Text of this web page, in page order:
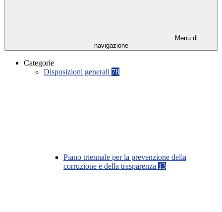
Menu di
navigazione
Categorie
Disposizioni generali 78
Piano triennale per la prevenzione della
corruzione e della trasparenza 13